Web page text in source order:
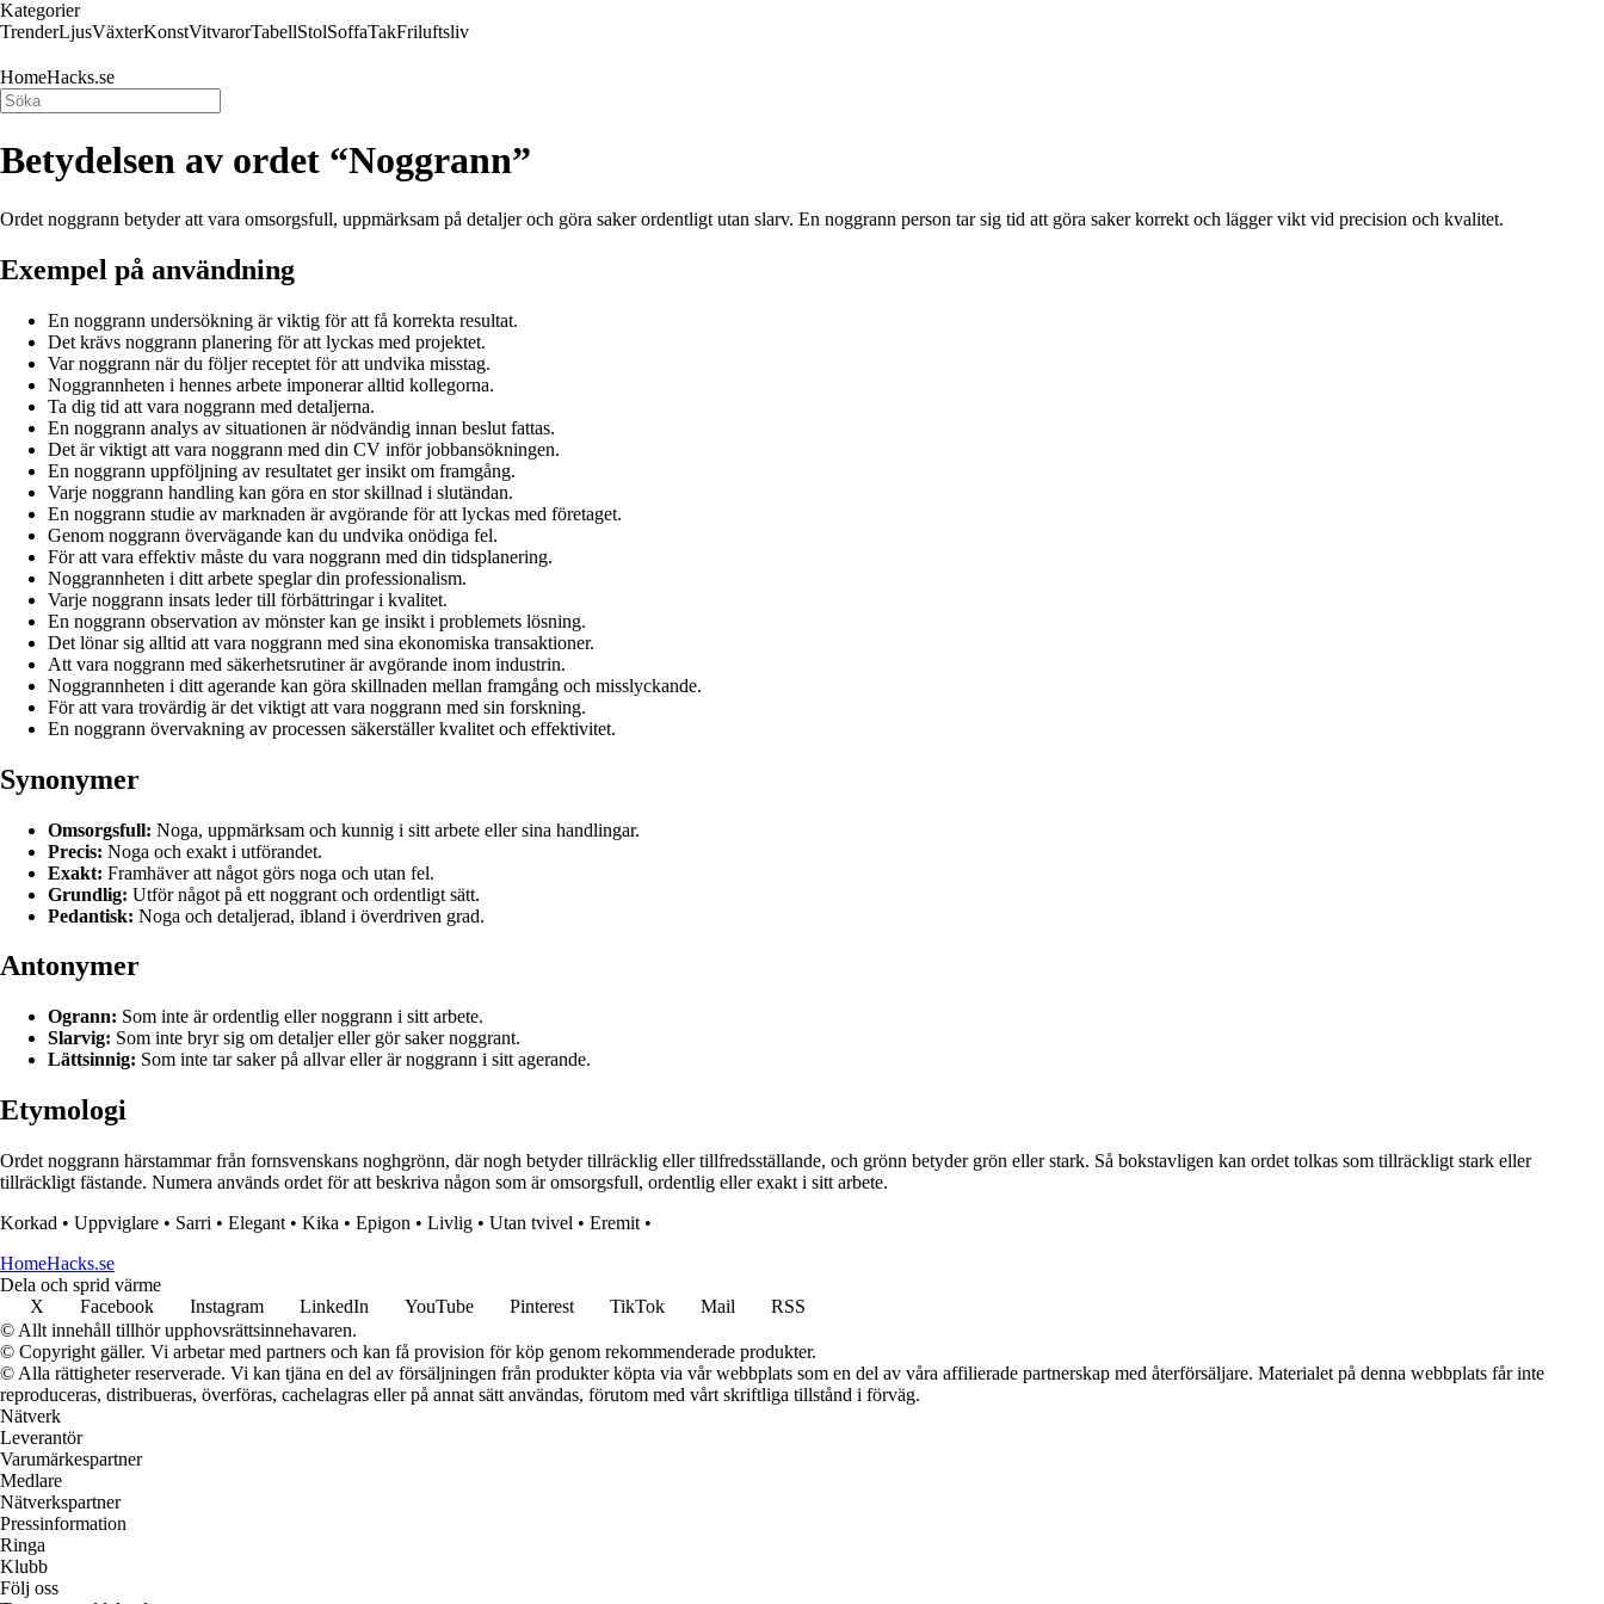
Kategorier
TrenderLjusVäxterKonstVitvarorTabellStolSoffaTakFriluftsliv
HomeHacks.se
Betydelsen av ordet “Noggrann”
Ordet noggrann betyder att vara omsorgsfull, uppmärksam på detaljer och göra saker ordentligt utan slarv. En noggrann person tar sig tid att göra saker korrekt och lägger vikt vid precision och kvalitet.
Exempel på användning
En noggrann undersökning är viktig för att få korrekta resultat.
Det krävs noggrann planering för att lyckas med projektet.
Var noggrann när du följer receptet för att undvika misstag.
Noggrannheten i hennes arbete imponerar alltid kollegorna.
Ta dig tid att vara noggrann med detaljerna.
En noggrann analys av situationen är nödvändig innan beslut fattas.
Det är viktigt att vara noggrann med din CV inför jobbansökningen.
En noggrann uppföljning av resultatet ger insikt om framgång.
Varje noggrann handling kan göra en stor skillnad i slutändan.
En noggrann studie av marknaden är avgörande för att lyckas med företaget.
Genom noggrann övervägande kan du undvika onödiga fel.
För att vara effektiv måste du vara noggrann med din tidsplanering.
Noggrannheten i ditt arbete speglar din professionalism.
Varje noggrann insats leder till förbättringar i kvalitet.
En noggrann observation av mönster kan ge insikt i problemets lösning.
Det lönar sig alltid att vara noggrann med sina ekonomiska transaktioner.
Att vara noggrann med säkerhetsrutiner är avgörande inom industrin.
Noggrannheten i ditt agerande kan göra skillnaden mellan framgång och misslyckande.
För att vara trovärdig är det viktigt att vara noggrann med sin forskning.
En noggrann övervakning av processen säkerställer kvalitet och effektivitet.
Synonymer
Omsorgsfull: Noga, uppmärksam och kunnig i sitt arbete eller sina handlingar.
Precis: Noga och exakt i utförandet.
Exakt: Framhäver att något görs noga och utan fel.
Grundlig: Utför något på ett noggrant och ordentligt sätt.
Pedantisk: Noga och detaljerad, ibland i överdriven grad.
Antonymer
Ogrann: Som inte är ordentlig eller noggrann i sitt arbete.
Slarvig: Som inte bryr sig om detaljer eller gör saker noggrant.
Lättsinnig: Som inte tar saker på allvar eller är noggrann i sitt agerande.
Etymologi
Ordet noggrann härstammar från fornsvenskans noghgrönn, där nogh betyder tillräcklig eller tillfredsställande, och grönn betyder grön eller stark. Så bokstavligen kan ordet tolkas som tillräckligt stark eller
tillräckligt fästande. Numera används ordet för att beskriva någon som är omsorgsfull, ordentlig eller exakt i sitt arbete.
Korkad • Uppviglare • Sarri • Elegant • Kika • Epigon • Livlig • Utan tvivel • Eremit •
HomeHacks.se
Dela och sprid värme
X
Facebook Instagram LinkedIn YouTube Pinterest TikTok Mail
RSS
© Allt innehåll tillhör upphovsrättsinnehavaren.
© Copyright gäller. Vi arbetar med partners och kan få provision för köp genom rekommenderade produkter.
© Alla rättigheter reserverade. Vi kan tjäna en del av försäljningen från produkter köpta via vår webbplats som en del av våra affilierade partnerskap med återförsäljare. Materialet på denna webbplats får inte
reproduceras, distribueras, överföras, cachelagras eller på annat sätt användas, förutom med vårt skriftliga tillstånd i förväg.
Nätverk
Leverantör
Varumärkespartner
Medlare
Nätverkspartner
Pressinformation
Ringa
Klubb
Följ oss